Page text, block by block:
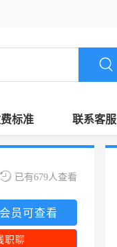
标准 联系客服
已有679人查看
员可查看
职聊